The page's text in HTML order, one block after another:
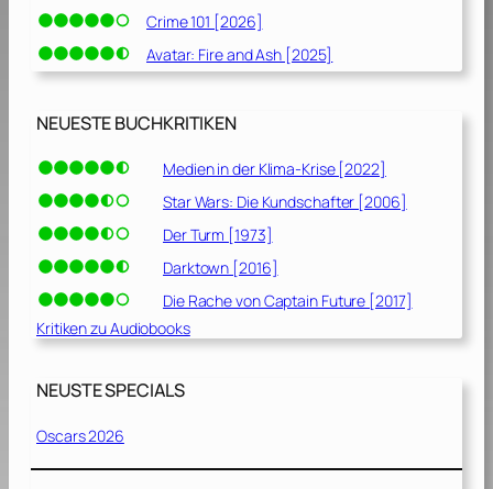
Crime 101 [2026]
Avatar: Fire and Ash [2025]
NEUESTE BUCHKRITIKEN
Medien in der Klima-Krise [2022]
Star Wars: Die Kundschafter [2006]
Der Turm [1973]
Darktown [2016]
Die Rache von Captain Future [2017]
Kritiken zu Audiobooks
NEUSTE SPECIALS
Oscars 2026